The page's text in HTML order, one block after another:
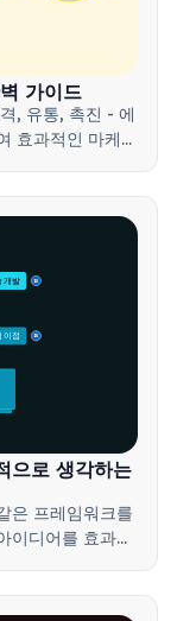
가이드
, 유통, 촉진 - 에
효과적인 마케팅
이점 15
개발 15
으로 생각하는
은 프레임워크를
이디어를 효과적